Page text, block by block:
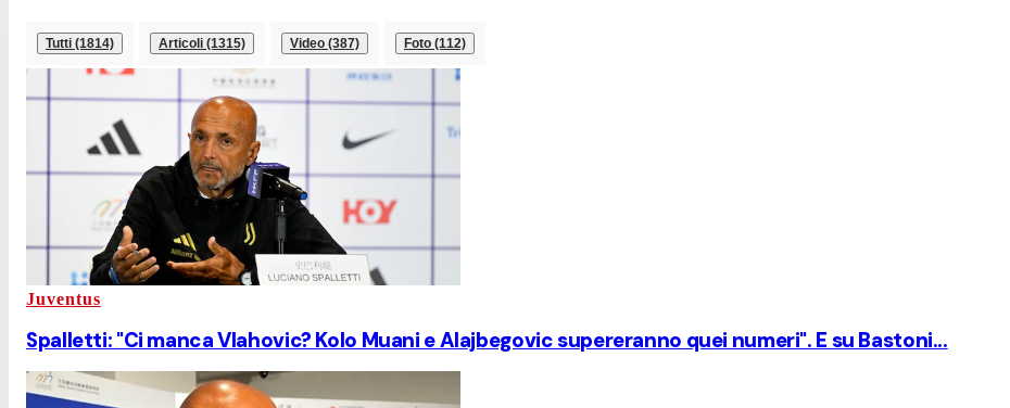
Tutti (1814) Articoli (1315) Video (387) Foto (112)
Juventus
Spalletti: "Ci manca Vlahovic? Kolo Muani e Alajbegovic supereranno quei numeri". E su Bastoni...